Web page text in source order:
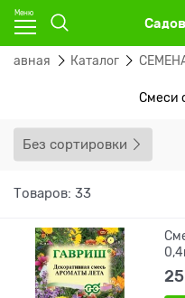
Главная Каталог
Смеси
Без сортировки
Товаров: 33
25